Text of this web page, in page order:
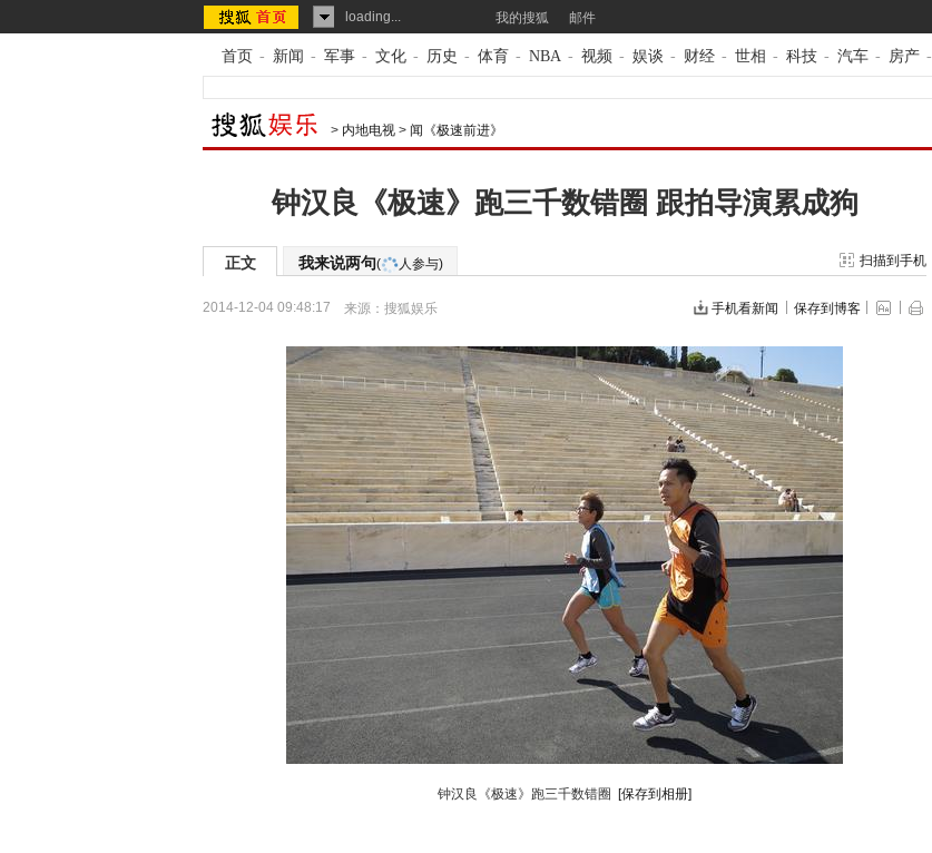
loading... 我的搜狐 邮件
首页 - 新闻 - 军事 - 文化 - 历史 - 体育 - NBA - 视频 - 娱谈 - 财经 - 世相 - 科技 - 汽车 - 房产 -
> 内地电视 > 闻《极速前进》
钟汉良《极速》跑三千数错圈 跟拍导演累成狗
正文 我来说两句( 人参与) 扫描到手机
2014-12-04 09:48:17 来源： 搜狐娱乐 手机看新闻 保存到博客
钟汉良《极速》跑三千数错圈 [保存到相册]